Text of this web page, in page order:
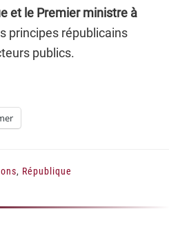
et le Premier ministre à
principes républicains
publics.
, République